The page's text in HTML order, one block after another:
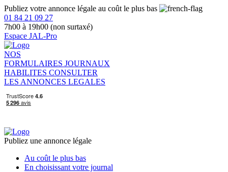
Publiez votre annonce légale au coût le plus bas
01 84 21 09 27
7h00 à 19h00 (non surtaxé)
Espace JAL-Pro
NOS
FORMULAIRES JOURNAUX
HABILITES CONSULTER
LES ANNONCES LEGALES
Publiez une annonce légale
Au coût le plus bas
En choisissant votre journal